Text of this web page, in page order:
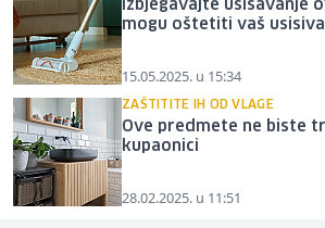
Izbjegavajte usisavanje
mogu oštetiti vaš
15.05.2025. u 15:34
ZAŠTITITE IH OD VLAGE
Ove predmete ne biste
kupaonici
28.02.2025. u 11:51